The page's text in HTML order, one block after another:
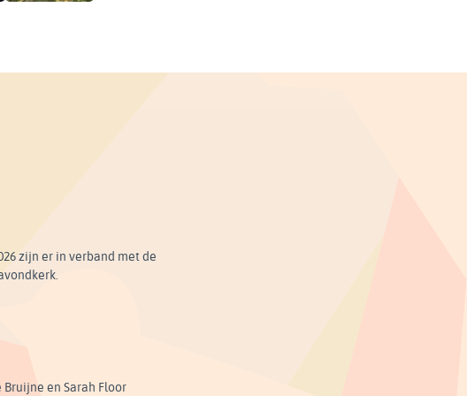
zijn er in verband met de
en Sarah Floor